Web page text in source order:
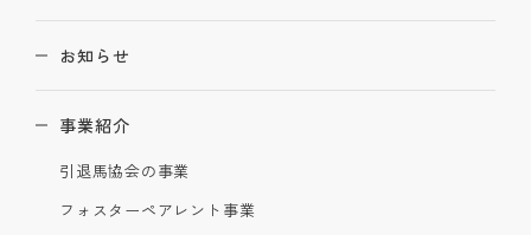
お知らせ
事業紹介
引退馬協会の事業
フォスターペアレント事業